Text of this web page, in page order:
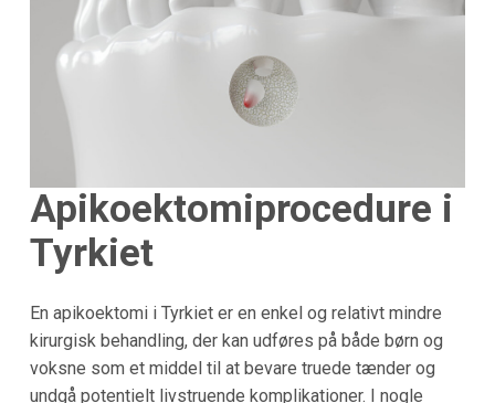
Apikoektomiprocedure i
Tyrkiet
En apikoektomi i Tyrkiet er en enkel og relativt mindre
kirurgisk behandling, der kan udføres på både børn og
voksne som et middel til at bevare truede tænder og
undgå potentielt livstruende komplikationer. I nogle